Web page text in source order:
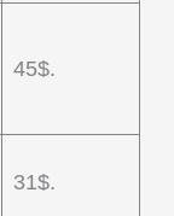
45$.
31$.